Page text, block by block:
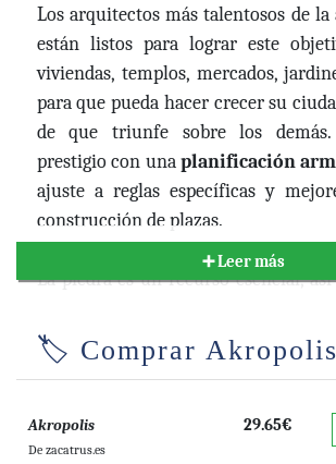
Los arquitectos más talentosos de la
están listos para lograr este
viviendas, templos, mercados,
para que pueda hacer crecer su
de que triunfe sobre los
prestigio con unaplanificación
ajuste a reglas específicas y
construcción de plazas.
La piedra es un recurso esencial, así
suficientes canteras para poder
arriba, haciendo que su ciudad se
➕ Leer más
🏷️ Comprar Akropolis
Akropolis
De zacatrus.es
29.65€